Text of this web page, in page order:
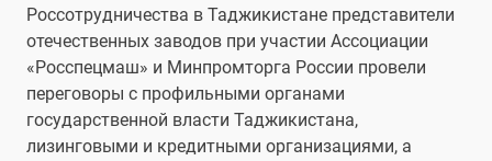
Россотрудничества в Таджикистане представители
отечественных заводов при участии Ассоциации
«Росспецмаш» и Минпромторга России провели
переговоры с профильными органами
государственной власти Таджикистана,
лизинговыми и кредитными организациями, а